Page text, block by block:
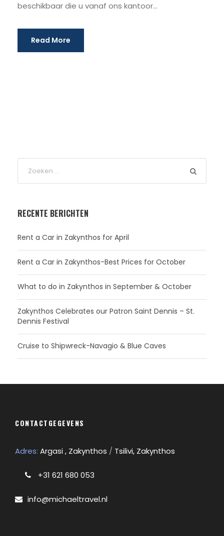
beschikbaar die u vanaf ons kantoor...
Read More
RECENTE BERICHTEN
Rent a Car in Zakynthos for April
Rent a Car in Zakynthos-Best Prices for October
What to do in Zakynthos in September & October
Zakynthos Celebrates our Patron Saint Dennis – St.
Dennis Festival
Cruise to Shipwreck-Navagio & Blue Caves
CONTACTGEGEVENS
Adres: Argasi , Zakynthos / Tsilivi, Zakynthos
+31 621 680 053
info@michaeltravel.nl